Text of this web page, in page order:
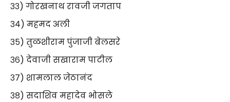
३३) गोरखनाथ रावजी जगताप
३४) महमद अली
३५) तुळशीराम पुंजाजी बेलसरे
३६) देवाजी सखाराम पाटील
३७) शामलाल जेठानंद
३८) सदाशिव महादेव भोसले